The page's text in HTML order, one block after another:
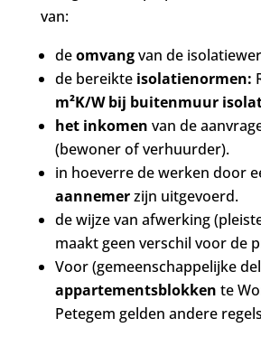
van:
deomvangvan de
de bereikte isolatienormen:
m²K/Wbij buitenmuur
het inkomen van de
(bewoner of verhuurder).
in hoeverre de werken door
aannemerzijn uitgevoerd.
de wijze van afwerking
maakt geen verschil voor de
Voor (gemeenschappelijke
appartementsblokken te
Petegem gelden andere